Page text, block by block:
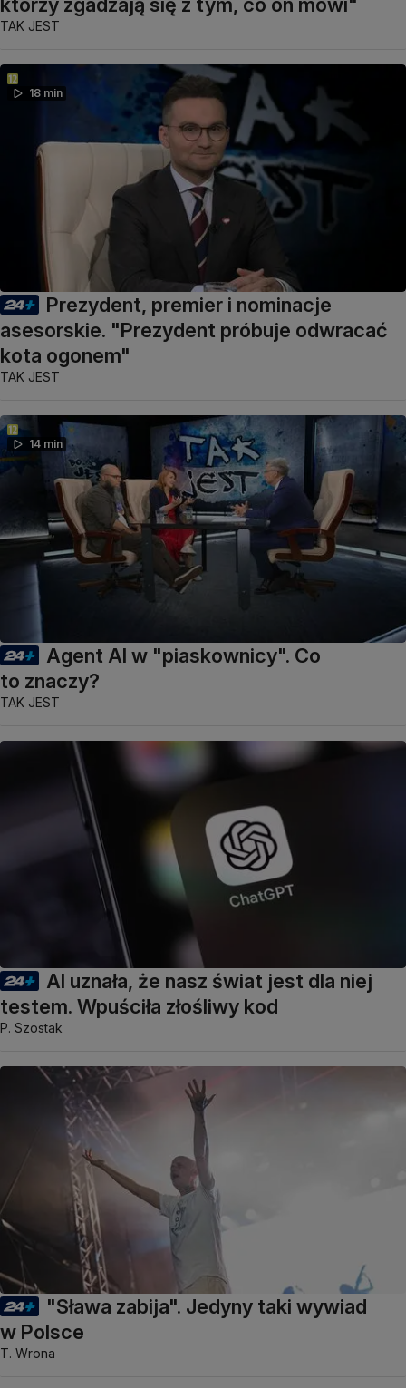
TAK JEST
18 min
Prezydent, premier i nominacje
asesorskie. "Prezydent próbuje odwracać
kota ogonem"
TAK JEST
14 min
Agent AI w "piaskownicy". Co
to znaczy?
TAK JEST
AI uznała, że nasz świat jest dla niej
testem. Wpuściła złośliwy kod
P. Szostak
"Sława zabija". Jedyny taki wywiad
w Polsce
T. Wrona